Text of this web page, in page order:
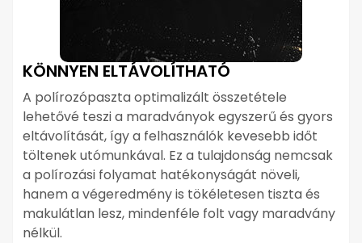
KÖNNYEN ELTÁVOLÍTHATÓ
A polírozópaszta optimalizált összetétele
lehetővé teszi a maradványok egyszerű és gyors
eltávolítását, így a felhasználók kevesebb időt
töltenek utómunkával. Ez a tulajdonság nemcsak
a polírozási folyamat hatékonyságát növeli,
hanem a végeredmény is tökéletesen tiszta és
makulátlan lesz, mindenféle folt vagy maradvány
nélkül.